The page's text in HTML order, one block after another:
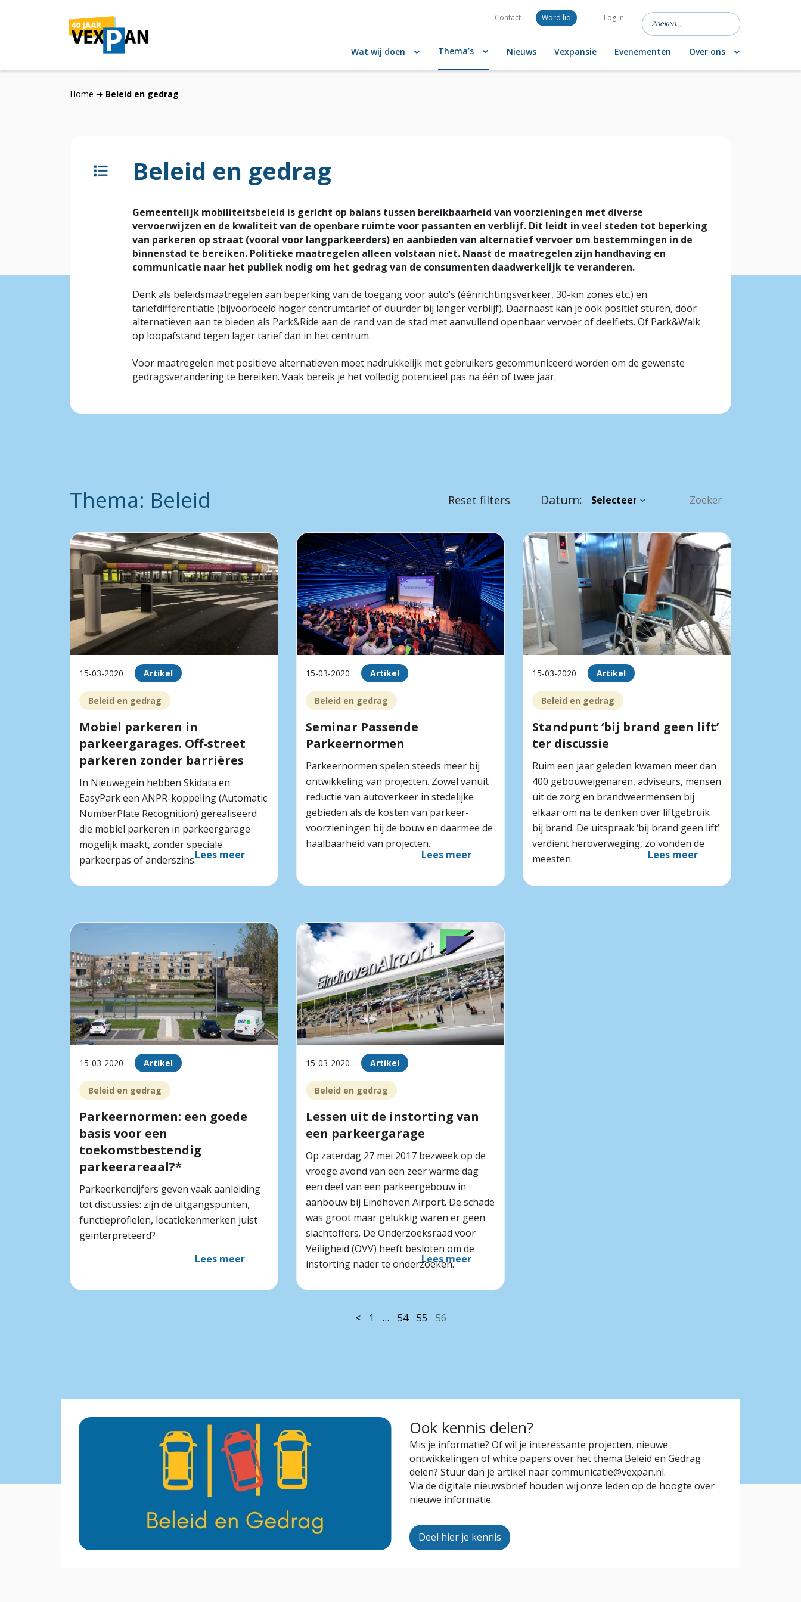
Contact Word lid Log in
Wat wij doen Thema’s Nieuws Vexpansie Evenementen Over ons
Home ➜ Beleid en gedrag
Beleid en gedrag
Gemeentelijk mobiliteitsbeleid is gericht op balans tussen bereikbaarheid van voorzieningen met diverse
vervoerwijzen en de kwaliteit van de openbare ruimte voor passanten en verblijf. Dit leidt in veel steden tot beperking
van parkeren op straat (vooral voor langparkeerders) en aanbieden van alternatief vervoer om bestemmingen in de
binnenstad te bereiken. Politieke maatregelen alleen volstaan niet. Naast de maatregelen zijn handhaving en
communicatie naar het publiek nodig om het gedrag van de consumenten daadwerkelijk te veranderen.
Denk als beleidsmaatregelen aan beperking van de toegang voor auto’s (éénrichtingsverkeer, 30-km zones etc.) en
tariefdifferentiatie (bijvoorbeeld hoger centrumtarief of duurder bij langer verblijf). Daarnaast kan je ook positief sturen, door
alternatieven aan te bieden als Park&Ride aan de rand van de stad met aanvullend openbaar vervoer of deelfiets. Of Park&Walk
op loopafstand tegen lager tarief dan in het centrum.
Voor maatregelen met positieve alternatieven moet nadrukkelijk met gebruikers gecommuniceerd worden om de gewenste
gedragsverandering te bereiken. Vaak bereik je het volledig potentieel pas na één of twee jaar.
Thema: Beleid Reset filters Datum:
15-03-2020 Artikel
Beleid en gedrag
Mobiel parkeren in
parkeergarages. Off-street
parkeren zonder barrières
In Nieuwegein hebben Skidata en
EasyPark een ANPR-koppeling (Automatic
NumberPlate Recognition) gerealiseerd
die mobiel parkeren in parkeergarage
mogelijk maakt, zonder speciale
parkeerpas of anderszins.Lees meer
15-03-2020 Artikel
Beleid en gedrag
Seminar Passende
Parkeernormen
Parkeernormen spelen steeds meer bij
ontwikkeling van projecten. Zowel vanuit
reductie van autoverkeer in stedelijke
gebieden als de kosten van parkeer­
voorzieningen bij de bouw en daarmee de
haalbaarheid van projecten.
Lees meer
15-03-2020 Artikel
Beleid en gedrag
Standpunt ‘bij brand geen lift’
ter discussie
Ruim een jaar geleden kwamen meer dan
400 gebouweigenaren, adviseurs, mensen
uit de zorg en brandweermensen bij
elkaar om na te denken over liftgebruik
bij brand. De uitspraak ‘bij brand geen lift’
verdient heroverweging, zo vonden de
meesten.
Lees meer
15-03-2020 Artikel
Beleid en gedrag
Parkeernormen: een goede
basis voor een
toekomstbestendig
parkeerareaal?*
Parkeerkencijfers geven vaak aanleiding
tot discussies: zijn de uitgangspunten,
functieprofielen, locatiekenmerken juist
geïnterpreteerd?
Lees meer
15-03-2020 Artikel
Beleid en gedrag
Lessen uit de instorting van
een parkeergarage
Op zaterdag 27 mei 2017 bezweek op de
vroege avond van een zeer warme dag
een deel van een parkeergebouw in
aanbouw bij Eindhoven Airport. De schade
was groot maar gelukkig waren er geen
slachtoffers. De Onderzoeksraad voor
Veiligheid (OVV) heeft besloten om de
instorting nader te onderzoeken.
Lees meer
< 1 … 54 55 56
Ook kennis delen?
Mis je informatie? Of wil je interessante projecten, nieuwe
ontwikkelingen of white papers over het thema Beleid en Gedrag
delen? Stuur dan je artikel naar communicatie@vexpan.nl.
Via de digitale nieuwsbrief houden wij onze leden op de hoogte over
nieuwe informatie.
Deel hier je kennis